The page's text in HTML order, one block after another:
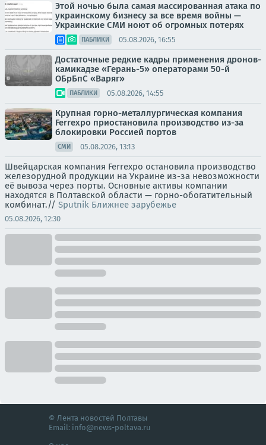
Этой ночью была самая массированная атака по
украинскому бизнесу за все время войны —
Украинские СМИ ноют об огромных потерях
ПАБЛИКИ 05.08.2026, 16:55
Достаточные редкие кадры применения дронов-
камикадзе «Герань-5» операторами 50-й
ОБрБпС «Варяг»
ПАБЛИКИ 05.08.2026, 14:55
Крупная горно-металлургическая компания
Ferrexpo приостановила производство из-за
блокировки Россией портов
СМИ 05.08.2026, 13:13
Швейцарская компания Ferrexpo остановила производство
железорудной продукции на Украине из-за невозможности
её вывоза через порты. Основные активы компании
находятся в Полтавской области — горно-обогатительный
комбинат.// Sputnik Ближнее зарубежье
05.08.2026, 12:30
© Лента новостей Полтавы
Email: info@news-poltava.ru